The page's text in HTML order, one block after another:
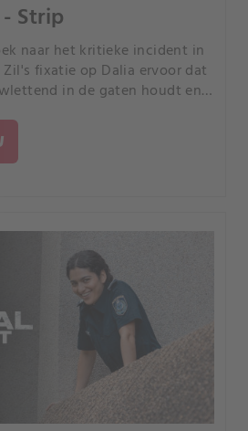
Strip
naar het kritieke incident in
fixatie op Dalia ervoor dat
in de gaten houdt en